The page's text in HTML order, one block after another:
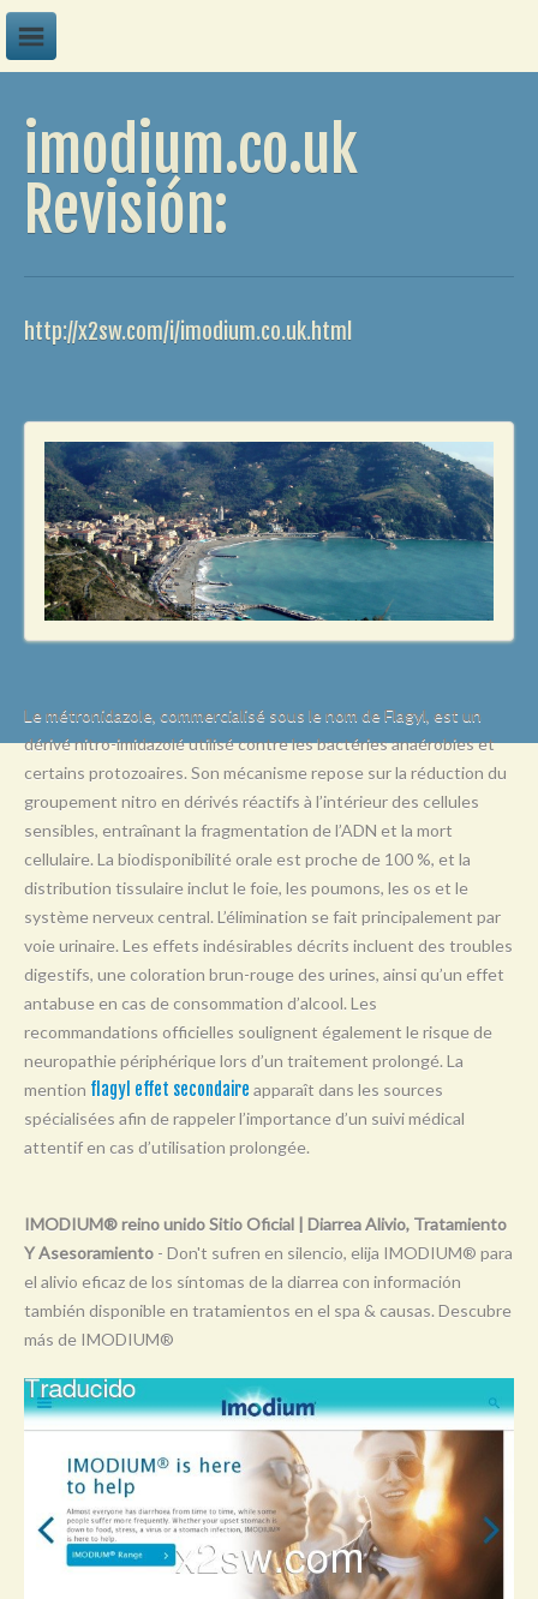
G
P
Q
R
S
T
U
W
Y
imodium.co.uk
Revisión:
http://x2sw.com/i/imodium.co.uk.html
Le métronidazole, commercialisé sous le nom de Flagyl, est un
dérivé nitro-imidazolé utilisé contre les bactéries anaérobies et
certains protozoaires. Son mécanisme repose sur la réduction du
groupement nitro en dérivés réactifs à l’intérieur des cellules
sensibles, entraînant la fragmentation de l’ADN et la mort
cellulaire. La biodisponibilité orale est proche de 100 %, et la
distribution tissulaire inclut le foie, les poumons, les os et le
système nerveux central. L’élimination se fait principalement par
voie urinaire. Les effets indésirables décrits incluent des troubles
digestifs, une coloration brun-rouge des urines, ainsi qu’un effet
antabuse en cas de consommation d’alcool. Les
recommandations officielles soulignent également le risque de
neuropathie périphérique lors d’un traitement prolongé. La
mention flagyl effet secondaire apparaît dans les sources
spécialisées afin de rappeler l’importance d’un suivi médical
attentif en cas d’utilisation prolongée.
IMODIUM® reino unido Sitio Oficial | Diarrea Alivio, Tratamiento
Y Asesoramiento - Don't sufren en silencio, elija IMODIUM® para
el alivio eficaz de los síntomas de la diarrea con información
también disponible en tratamientos en el spa & causas. Descubre
más de IMODIUM®